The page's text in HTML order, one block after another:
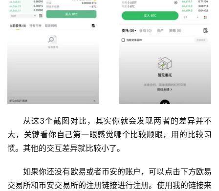
从这3个截图对比，其实你就会发现两者的差异并不
大，关键看你自己第一眼感觉哪个比较顺眼，用的比较习
惯。其他的交互差异就比较小了。
如果你还没有欧易或者币安的账户，可以点击下方欧易
交易所和币安交易所的注册链接进行注册。使用我的链接来